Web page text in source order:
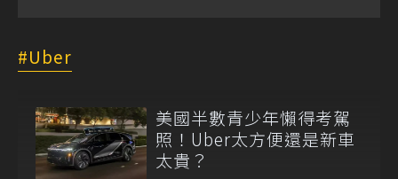
Uber
美國半數青少年懶得考駕
照！Uber太方便還是新車
太貴？